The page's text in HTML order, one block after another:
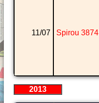
11/07 Spirou 3874
2013